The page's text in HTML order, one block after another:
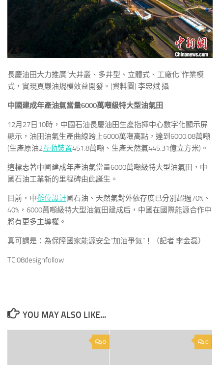
長慶油田大力推廣“大井叢、多井型、立體式、工廠化”作業模
式，實現頁巖油規模效益開發。(資料圖) 李忠斌 攝
中國建成年產油氣當量6000萬噸級特大型油氣田
12月27日10時，中國石油長慶油田生產指揮中心數字化顯示屏
顯示，油田油氣生產曲線跨上6000萬噸高點，達到6000.08萬噸
(生產原油2互動裝置451.8萬噸、生產天然氣445.31億立方米)。
這標志著中國建成年產油氣當量6000萬噸級特大型油氣田，中
國石油工業新的里程碑由此誕生。
目前，中攤位設計國石油、天然氣對外依存度已分別超過70%、
40%，6000萬噸級特大型油氣田建成后，中國在國際能源合作中
將有更多主導權。
真可謂是：為保障國家能源安全“加油爭氣”！（記者 李金磊）
TC:08designfollow
YOU MAY ALSO LIKE...
0 0